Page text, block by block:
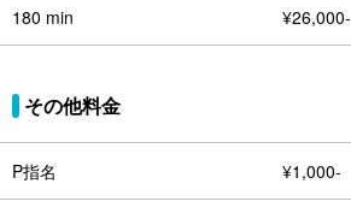
180 min ¥26,000-
その他料金
P指名 ¥1,000-